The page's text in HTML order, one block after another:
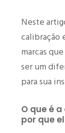
Neste
calibração
marcas
ser um
para sua
O que é
por que